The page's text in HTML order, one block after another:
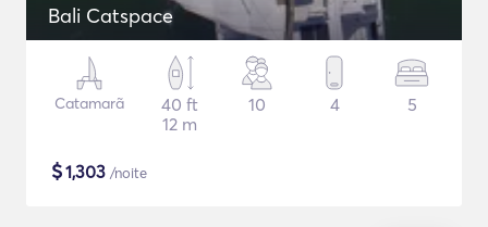
Bali Catspace
Catamarã
40 ft
12 m
10 4 5
$1,303 /noite